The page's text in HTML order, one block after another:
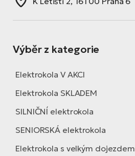
Výběr z kategorie
Elektrokola V AKCI
Elektrokola SKLADEM
SILNIČNÍ elektrokola
SENIORSKÁ elektrokola
Elektrokola s velkým dojezdem